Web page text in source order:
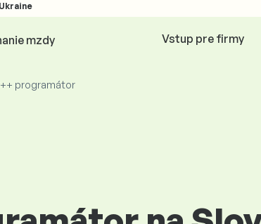
mzdy Vstup pre firmy
programátor